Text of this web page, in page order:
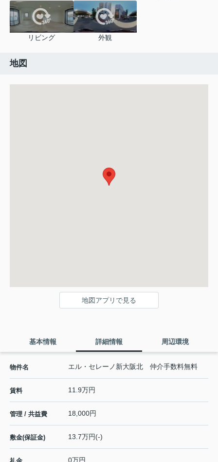
リビング 外観
地図
地図アプリで見る
基本情報 詳細情報 周辺環境
物件名 エル・セレーノ新大阪北 仲介手数料無料
賃料 11.9万円
管理 / 共益費 18,000円
敷金(保証金) 13.7万円(-)
0万円